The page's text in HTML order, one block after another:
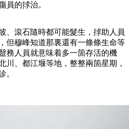
員的捄治。
、滾石隨時都可能髮生，捄助人員
但穆峰知道那裏還有一條條生命等
務人員就意味着多一箇存活的機
川、都江堰等地，整整兩箇星期，
。